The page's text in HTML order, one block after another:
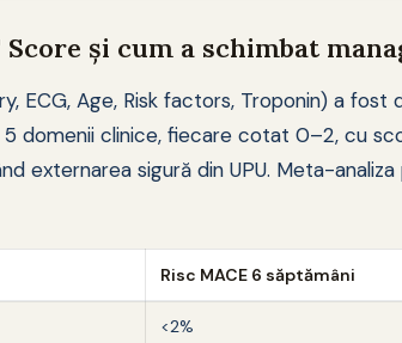
Score și cum a schimbat
ECG, Age, Risk factors, Troponin) a
5 domenii clinice, fiecare cotat 0–2, cu
externarea sigură din UPU. Meta-analiza
Risc MACE 6 săptămâni
<2%